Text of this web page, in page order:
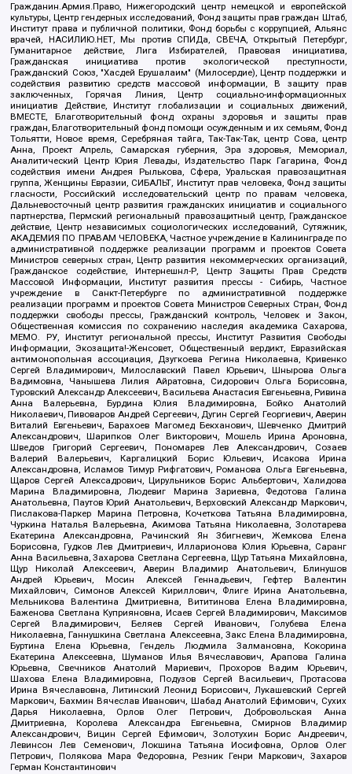
Гражданин.Армия.Право, Нижегородский центр немецкой и европейской
культуры, Центр гендерных исследований, Фонд защиты прав граждан Штаб,
Институт права и публичной политики, Фонд борьбы с коррупцией, Альянс
врачей, НАСИЛИЮ.НЕТ, Мы против СПИДа, СВЕЧА, Открытый Петербург,
Гуманитарное действие, Лига Избирателей, Правовая инициатива,
Гражданская инициатива против экологической преступности,
Гражданский Союз, "Хасдей Ерушалаим" (Милосердие), Центр поддержки и
содействия развитию средств массовой информации, В защиту прав
заключенных, Горячая Линия, Центр социально-информационных
инициатив Действие, Институт глобализации и социальных движений,
ВМЕСТЕ, Благотворительный фонд охраны здоровья и защиты прав
граждан, Благотворительный фонд помощи осужденным и их семьям, Фонд
Тольятти, Новое время, Серебряная тайга, Так-Так-Так, центр Сова, центр
Анна, Проект Апрель, Самарская губерния, Эра здоровья, Мемориал,
Аналитический Центр Юрия Левады, Издательство Парк Гагарина, Фонд
содействия имени Андрея Рылькова, Сфера, Уральская правозащитная
группа, Женщины Евразии, СИБАЛЬТ, Институт прав человека, Фонд защиты
гласности, Российский исследовательский центр по правам человека,
Дальневосточный центр развития гражданских инициатив и социального
партнерства, Пермский региональный правозащитный центр, Гражданское
действие, Центр независимых социологических исследований, Сутяжник,
АКАДЕМИЯ ПО ПРАВАМ ЧЕЛОВЕКА, Частное учреждение в Калининграде по
административной поддержке реализации программ и проектов Совета
Министров северных стран, Центр развития некоммерческих организаций,
Гражданское содействие, Интернешнл-Р, Центр Защиты Прав Средств
Массовой Информации, Институт развития прессы - Сибирь, Частное
учреждение в Санкт-Петербурге по административной поддержке
реализации программ и проектов Совета Министров Северных Стран, Фонд
поддержки свободы прессы, Гражданский контроль, Человек и Закон,
Общественная комиссия по сохранению наследия академика Сахарова,
МЕМО. РУ, Институт региональной прессы, Институт Развития Свободы
Информации, Экозащита!-Женсовет, Общественный вердикт, Евразийская
антимонопольная ассоциация, Дзугкоева Регина Николаевна, Кривенко
Сергей Владимирович, Милославский Павел Юрьевич, Шнырова Ольга
Вадимовна, Чанышева Лилия Айратовна, Сидорович Ольга Борисовна,
Туровский Александр Алексеевич, Васильева Анастасия Евгеньевна, Ривина
Анна Валерьевна, Бурдина Юлия Владимировна, Бойко Анатолий
Николаевич, Пивоваров Андрей Сергеевич, Дугин Сергей Георгиевич, Аверин
Виталий Евгеньевич, Барахоев Магомед Бекханович, Шевченко Дмитрий
Александрович, Шарипков Олег Викторович, Мошель Ирина Ароновна,
Шведов Григорий Сергеевич, Пономарев Лев Александрович, Созаев
Валерий Валерьевич, Каргалицкий Борис Юльевич, Исакова Ирина
Александровна, Исламов Тимур Рифгатович, Романова Ольга Евгеньевна,
Щаров Сергей Алексадрович, Цирульников Борис Альбертович, Халидова
Марина Владимировна, Людевиг Марина Зариевна, Федотова Галина
Анатольевна, Паутов Юрий Анатольевич, Верховский Александр Маркович,
Пислакова-Паркер Марина Петровна, Кочеткова Татьяна Владимировна,
Чуркина Наталья Валерьевна, Акимова Татьяна Николаевна, Золотарева
Екатерина Александровна, Рачинский Ян Збигневич, Жемкова Елена
Борисовна, Гудков Лев Дмитриевич, Илларионова Юлия Юрьевна, Саранг
Анна Васильевна, Захарова Светлана Сергеевна, Щур Татьяна Михайловна,
Щур Николай Алексеевич, Аверин Владимир Анатольевич, Блинушов
Андрей Юрьевич, Мосин Алексей Геннадьевич, Гефтер Валентин
Михайлович, Симонов Алексей Кириллович, Флиге Ирина Анатольевна,
Мельникова Валентина Дмитриевна, Вититинова Елена Владимировна,
Баженова Светлана Куприяновна, Исаев Сергей Владимирович, Максимов
Сергей Владимирович, Беляев Сергей Иванович, Голубева Елена
Николаевна, Ганнушкина Светлана Алексеевна, Закс Елена Владимировна,
Буртина Елена Юрьевна, Гендель Людмила Залмановна, Кокорина
Екатерина Алексеевна, Шуманов Илья Вячеславович, Арапова Галина
Юрьевна, Свечников Анатолий Мариевич, Прохоров Вадим Юрьевич,
Шахова Елена Владимировна, Подузов Сергей Васильевич, Протасова
Ирина Вячеславовна, Литинский Леонид Борисович, Лукашевский Сергей
Маркович, Бахмин Вячеслав Иванович, Шабад Анатолий Ефимович, Сухих
Дарья Николаевна, Орлов Олег Петрович, Добровольская Анна
Дмитриевна, Королева Александра Евгеньевна, Смирнов Владимир
Александрович, Вицин Сергей Ефимович, Золотухин Борис Андреевич,
Левинсон Лев Семенович, Локшина Татьяна Иосифовна, Орлов Олег
Петрович, Полякова Мара Федоровна, Резник Генри Маркович, Захаров
Герман Константинович